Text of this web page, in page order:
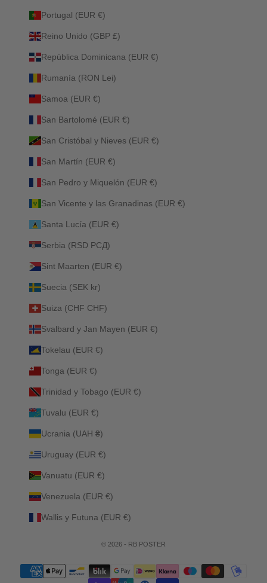
Portugal (EUR €)
Reino Unido (GBP £)
República Dominicana (EUR €)
Rumanía (RON Lei)
Samoa (EUR €)
San Bartolomé (EUR €)
San Cristóbal y Nieves (EUR €)
San Martín (EUR €)
San Pedro y Miquelón (EUR €)
San Vicente y las Granadinas (EUR €)
Santa Lucía (EUR €)
Serbia (RSD РСД)
Sint Maarten (EUR €)
Suecia (SEK kr)
Suiza (CHF CHF)
Svalbard y Jan Mayen (EUR €)
Tokelau (EUR €)
Tonga (EUR €)
Trinidad y Tobago (EUR €)
Tuvalu (EUR €)
Ucrania (UAH ₴)
Uruguay (EUR €)
Vanuatu (EUR €)
Venezuela (EUR €)
Wallis y Futuna (EUR €)
© 2026 - RB POSTER